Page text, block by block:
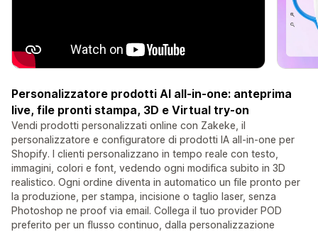
Personalizzatore prodotti AI all-in-one: anteprima
live, file pronti stampa, 3D e Virtual try-on
Vendi prodotti personalizzati online con Zakeke, il
personalizzatore e configuratore di prodotti IA all-in-one per
Shopify. I clienti personalizzano in tempo reale con testo,
immagini, colori e font, vedendo ogni modifica subito in 3D
realistico. Ogni ordine diventa in automatico un file pronto per
la produzione, per stampa, incisione o taglio laser, senza
Photoshop ne proof via email. Collega il tuo provider POD
preferito per un flusso continuo, dalla personalizzazione